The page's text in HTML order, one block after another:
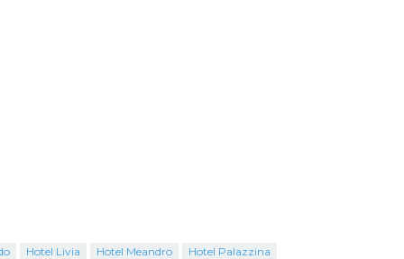
Hotel Livia Hotel Meandro
Hotel Palazzina